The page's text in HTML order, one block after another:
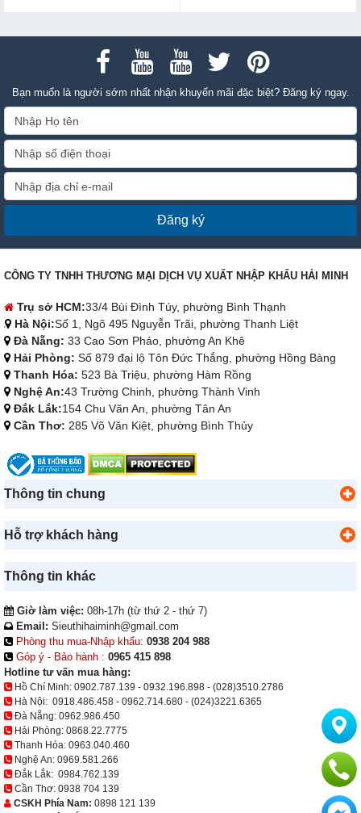
Bạn muốn là người sớm nhất nhận khuyến mãi đặc biệt? Đăng ký ngay.
Đăng ký
CÔNG TY TNHH THƯƠNG MẠI DỊCH VỤ XUẤT NHẬP KHẨU HẢI MINH
Trụ sở HCM:33/4 Bùi Đình Túy, phường Bình Thạnh
Hà Nội:Số 1, Ngõ 495 Nguyễn Trãi, phường Thanh Liệt
Đà Nẵng: 33 Cao Sơn Pháo, phường An Khê
Hải Phòng: Số 879 đại lộ Tôn Đức Thắng, phường Hồng Bàng
Thanh Hóa: 523 Bà Triệu, phường Hàm Rồng
Nghệ An:43 Trường Chinh, phường Thành Vinh
Đắk Lắk:154 Chu Văn An, phường Tân An
Cần Thơ: 285 Võ Văn Kiệt, phường Bình Thủy
Thông tin chung
Hỗ trợ khách hàng
Thông tin khác
Giờ làm việc: 08h-17h (từ thứ 2 - thứ 7)
Email: Sieuthihaiminh@gmail.com
Phòng thu mua-Nhập khẩu: 0938 204 988
Góp ý - Bảo hành : 0965 415 898
Hotline tư vấn mua hàng:
Hồ Chí Minh: 0902.787.139 - 0932.196.898 - (028)3510.2786
Hà Nội: 0918.486.458 - 0962.714.680 - (024)3221.6365
Đà Nẵng: 0962.986.450
Hải Phòng: 0868.22.7775
Thanh Hóa: 0963.040.460
Nghệ An: 0969.581.266
Đắk Lắk: 0984.762.139
Cần Thơ: 0938 704 139
CSKH Phía Nam: 0898 121 139